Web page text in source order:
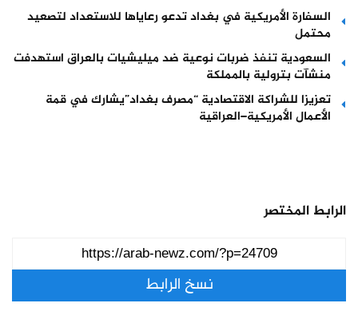
السفارة الأمريكية في بغداد تدعو رعاياها للاستعداد لتصعيد
محتمل
السعودية تنفذ ضربات نوعية ضد ميليشيات بالعراق استهدفت
منشآت بترولية بالمملكة
تعزيزا للشراكة الاقتصادية “مصرف بغداد”يشارك في قمة
الأعمال الأمريكية–العراقية
الرابط المختصر
نسخ الرابط